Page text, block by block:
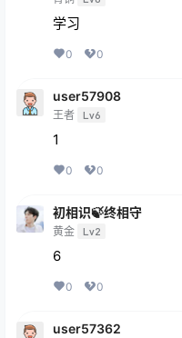
学习
0 0
user57908
王者 Lv6
1
0 0
初相识🍃终相守
黄金 Lv2
6
0 0
user57362